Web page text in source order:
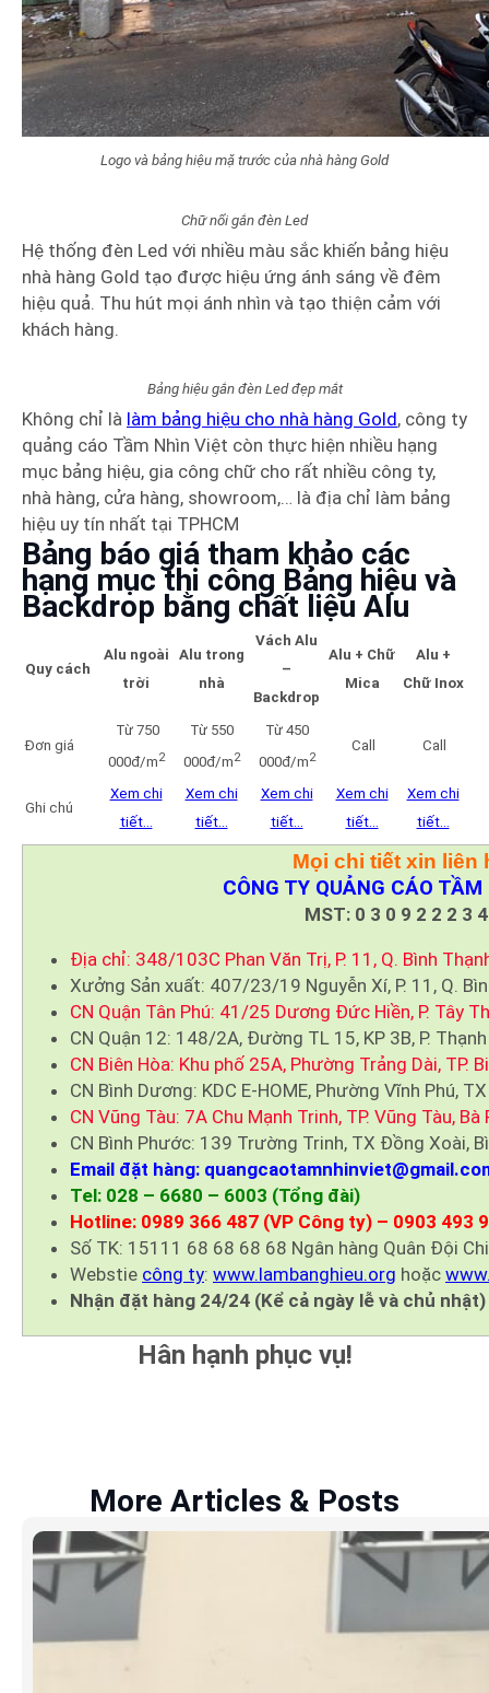
Logo và bảng hiệu mặ trước của nhà hàng Gold
Chữ nổi gắn đèn Led
Hệ thống đèn Led với nhiều màu sắc khiến bảng hiệu
nhà hàng Gold tạo được hiệu ứng ánh sáng về đêm
hiệu quả. Thu hút mọi ánh nhìn và tạo thiện cảm với
khách hàng.
Bảng hiệu gắn đèn Led đẹp mắt
Không chỉ là làm bảng hiệu cho nhà hàng Gold, công ty
quảng cáo Tầm Nhìn Việt còn thực hiện nhiều hạng
mục bảng hiệu, gia công chữ cho rất nhiều công ty,
nhà hàng, cửa hàng, showroom,… là địa chỉ làm bảng
hiệu uy tín nhất tại TPHCM
Bảng báo giá tham khảo các
hạng mục thi công Bảng hiệu và
Backdrop bằng chất liệu Alu
Quy cách
Alu ngoài
trời
Alu trong
nhà
Vách Alu
–
Backdrop
Alu + Chữ
Mica
Alu +
Chữ Inox
Đơn giá
Từ 750
000đ/m2
Từ 550
000đ/m2
Từ 450
000đ/m2
Call Call
Ghi chú
Xem chi
tiết…
Xem chi
tiết…
Xem chi
tiết…
Xem chi
tiết…
Xem chi
tiết…
Mọi chi tiết xin liên
CÔNG TY QUẢNG CÁO
MST: 0 3 0 9 2 2 2 3
Địa chỉ: 348/103C Phan Văn Trị, P. 11, Q. Bình
Xưởng Sản xuất: 407/23/19 Nguyễn Xí, P. 11, Q.
CN Quận Tân Phú: 41/25 Dương Đức Hiền, P. Tây
CN Quận 12: 148/2A, Đường TL 15, KP 3B, P.
CN Biên Hòa: Khu phố 25A, Phường Trảng Dài, TP.
CN Bình Dương: KDC E-HOME, Phường Vĩnh Phú,
CN Vũng Tàu: 7A Chu Mạnh Trinh, TP. Vũng Tàu, Bà
CN Bình Phước: 139 Trường Trinh, TX Đồng Xoài,
Email đặt hàng:
Tel: 028 – 6680 – 6003 (Tổng đài)
Hotline: 0989 366 487 (VP Công ty) – 0903 493
Số TK: 15111 68 68 68 68 Ngân hàng Quân Đội
Webstie công ty: www.lambanghieu.org hoặc
Nhận đặt hàng 24/24 (Kể cả ngày lễ và chủ nhật)
Hân hạnh phục vụ!
More Articles & Posts